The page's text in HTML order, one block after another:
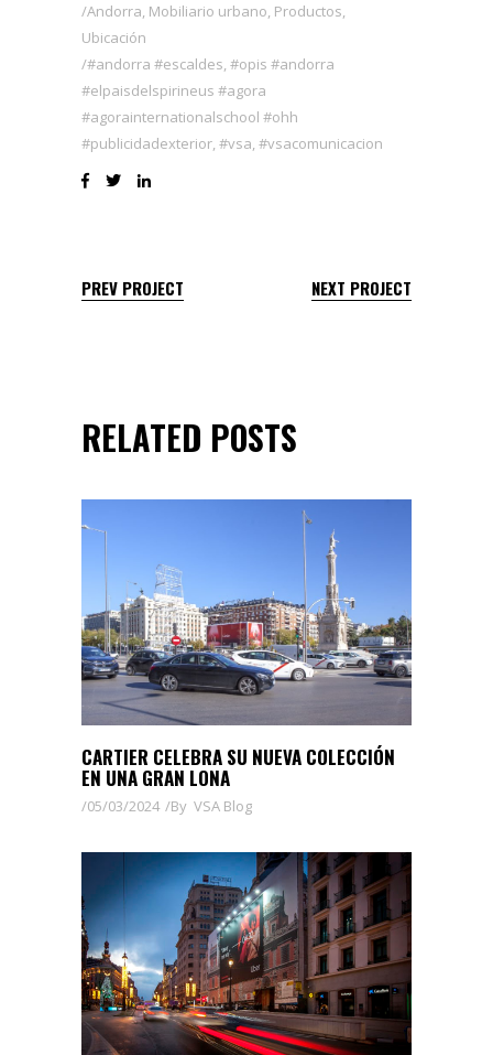
Andorra, Mobiliario urbano, Productos,
Ubicación
#andorra #escaldes, #opis #andorra
#elpaisdelspirineus #agora
#agorainternationalschool #ohh
#publicidadexterior, #vsa, #vsacomunicacion
PREV PROJECT NEXT PROJECT
RELATED POSTS
CARTIER CELEBRA SU NUEVA COLECCIÓN
EN UNA GRAN LONA
05/03/2024 By VSA Blog